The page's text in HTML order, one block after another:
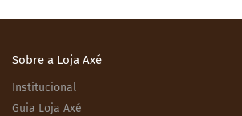
Sobre a Loja Axé
Institucional
Guia Loja Axé